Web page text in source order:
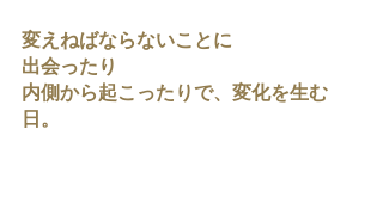
変えねばならないことに
出会ったり
内側から起こったりで、変化を生む
日。